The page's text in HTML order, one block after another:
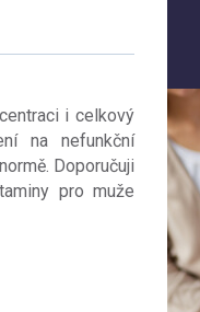
i celkový
na nefunkční
Doporučuji
pro muže